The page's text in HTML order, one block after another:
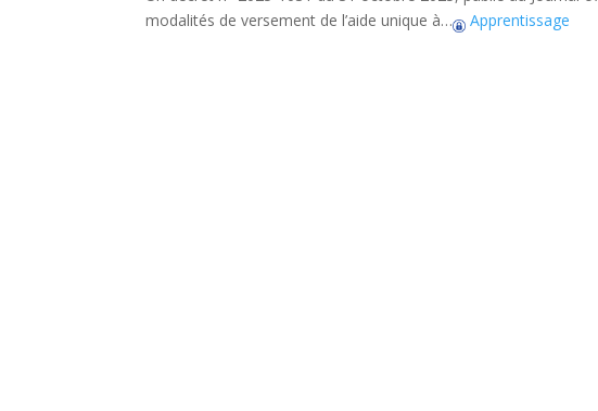
modalités de versement de l’aide unique à…
Apprentissage